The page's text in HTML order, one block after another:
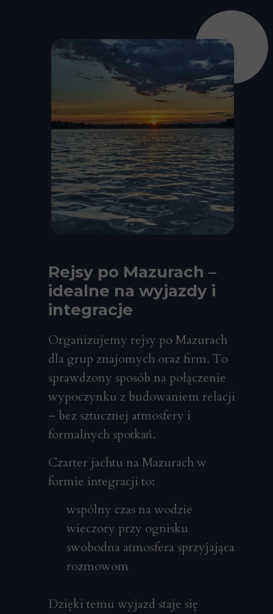
Rejsy po Mazurach –
idealne na wyjazdy i
integracje
Organizujemy rejsy po Mazurach
dla grup znajomych oraz firm. To
sprawdzony sposób na połączenie
wypoczynku z budowaniem relacji
– bez sztucznej atmosfery i
formalnych spotkań.
Czarter jachtu na Mazurach w
formie integracji to:
wspólny czas na wodzie
wieczory przy ognisku
swobodna atmosfera sprzyjająca
rozmowom
Dzięki temu wyjazd staje się